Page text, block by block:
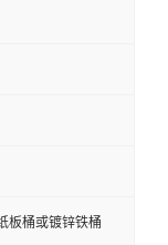
板桶或镀锌铁桶